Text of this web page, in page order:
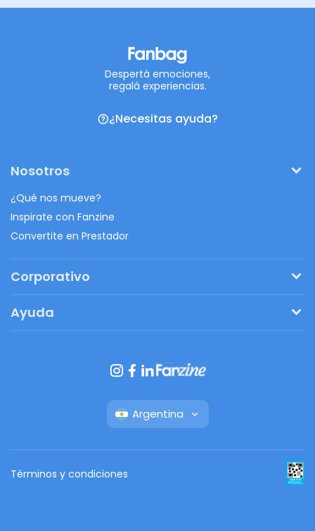
Despertá emociones,
regalá experiencias.
¿Necesitas ayuda?
Nosotros
¿Qué nos mueve?
Inspirate con Fanzine
Convertite en Prestador
Corporativo
Regalos originales
Ayuda
Botón de arrepentimiento
Argentina
Términos y condiciones